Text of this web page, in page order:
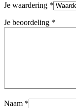
Je waardering *
Je beoordeling *
Naam *